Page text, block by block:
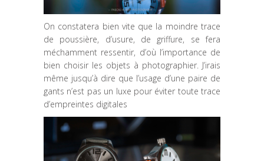
On constatera bien vite que la moindre trace
de poussière, d’usure, de griffure, se fera
méchamment ressentir, d’où l’importance de
bien choisir les objets à photographier. J’irais
même jusqu’à dire que l’usage d’une paire de
gants n’est pas un luxe pour éviter toute trace
d’empreintes digitales